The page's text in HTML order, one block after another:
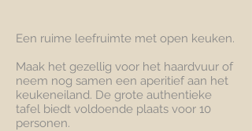
Een ruime leefruimte met open keuken.
Maak het gezellig voor het haardvuur of
neem nog samen een aperitief aan het
keukeneiland. De grote authentieke
tafel biedt voldoende plaats voor 10
personen.